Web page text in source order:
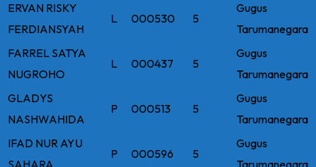
ERVAN RISKY
FERDIANSYAH
L 000530 5
Gugus
Tarumanegara
FARREL SATYA
NUGROHO
L 000437 5
Gugus
Tarumanegara
GLADYS
NASHWAHIDA
P 000513 5
Gugus
Tarumanegara
IFAD NUR AYU
SAHARA
P 000596 5
Gugus
Tarumanegara